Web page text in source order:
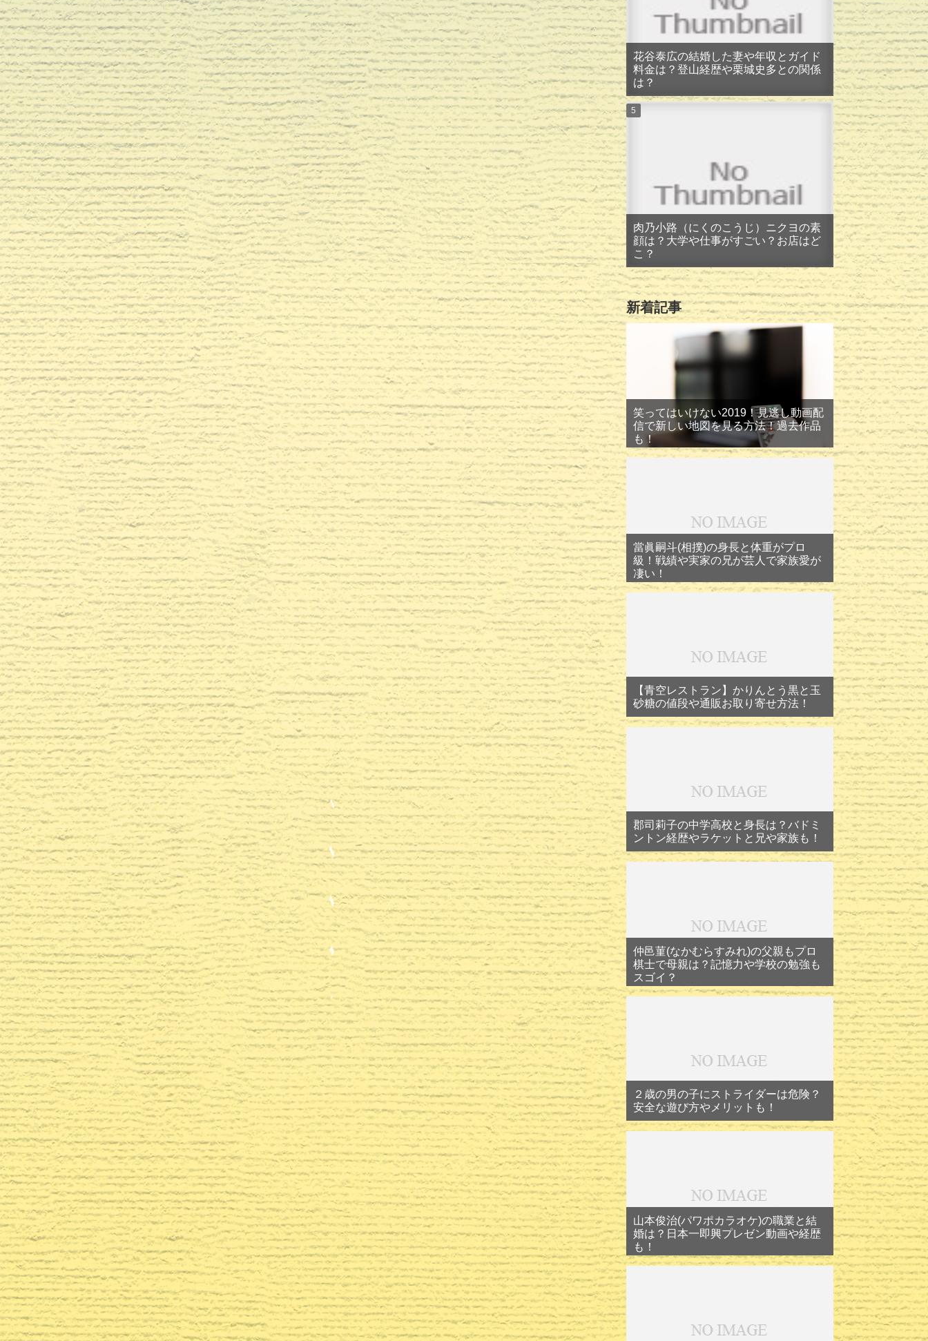
花谷泰広の結婚した妻や年収とガイド
料金は？登山経歴や栗城史多との関係
は？
肉乃小路（にくのこうじ）ニクヨの素
顔は？大学や仕事がすごい？お店はど
こ？
新着記事
笑ってはいけない2019！見逃し動画配
信で新しい地図を見る方法！過去作品
も！
當眞嗣斗(相撲)の身長と体重がプロ
級！戦績や実家の兄が芸人で家族愛が
凄い！
【青空レストラン】かりんとう黒と玉
砂糖の値段や通販お取り寄せ方法！
郡司莉子の中学高校と身長は？バドミ
ントン経歴やラケットと兄や家族も！
仲邑菫(なかむらすみれ)の父親もプロ
棋士で母親は？記憶力や学校の勉強も
スゴイ？
２歳の男の子にストライダーは危険？
安全な遊び方やメリットも！
山本俊治(パワポカラオケ)の職業と結
婚は？日本一即興プレゼン動画や経歴
も！